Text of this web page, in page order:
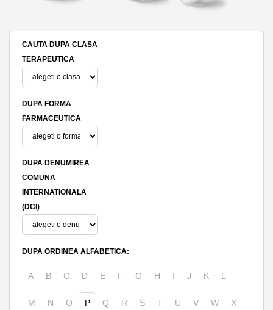
CAUTA DUPA CLASA
TERAPEUTICA
DUPA FORMA
FARMACEUTICA
DUPA DENUMIREA
COMUNA
INTERNATIONALA
(DCI)
DUPA ORDINEA ALFABETICA:
A B C D E F G H I J K L
M N O P Q R S T U V W X